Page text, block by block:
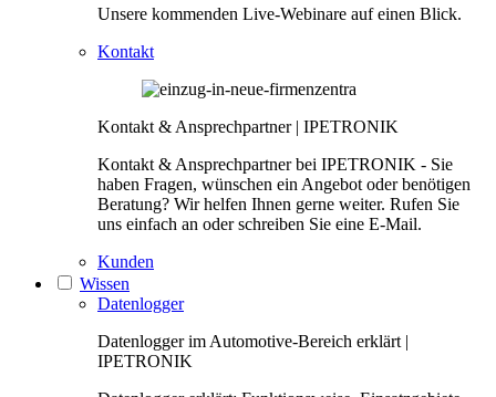
Unsere kommenden Live-Webinare auf einen Blick.
Kontakt
Kontakt & Ansprechpartner | IPETRONIK
Kontakt & Ansprechpartner bei IPETRONIK - Sie
haben Fragen, wünschen ein Angebot oder benötigen
Beratung? Wir helfen Ihnen gerne weiter. Rufen Sie
uns einfach an oder schreiben Sie eine E-Mail.
Kunden
Wissen
Datenlogger
Datenlogger im Automotive-Bereich erklärt |
IPETRONIK